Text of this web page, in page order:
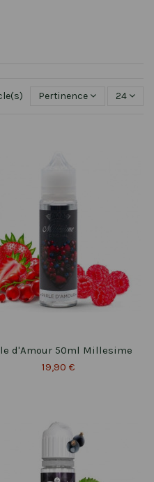
Pertinence 24
d'Amour 50ml Millesime
19,90 €